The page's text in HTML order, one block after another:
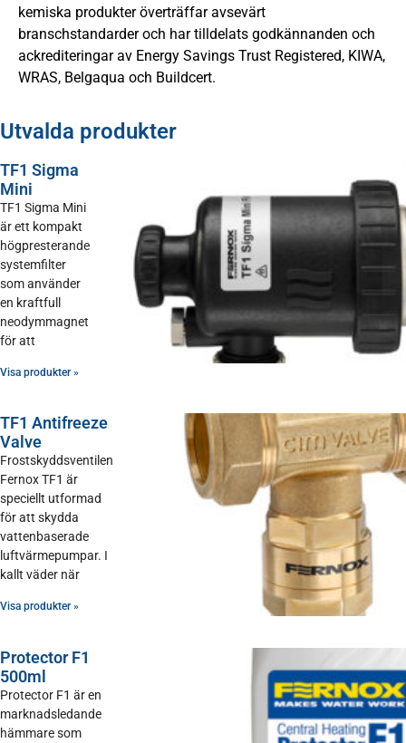
kemiska produkter överträffar avsevärt
branschstandarder och har tilldelats godkännanden och
ackrediteringar av Energy Savings Trust Registered, KIWA,
WRAS, Belgaqua och Buildcert.
Utvalda produkter
TF1 Sigma
Mini
TF1 Sigma Mini
är ett kompakt
högpresterande
systemfilter
som använder
en kraftfull
neodymmagnet
för att
Visa produkter »
TF1 Antifreeze
Valve
Frostskyddsventilen
Fernox TF1 är
speciellt utformad
för att skydda
vattenbaserade
luftvärmepumpar. I
kallt väder när
Visa produkter »
Protector F1
500ml
Protector F1 är en
marknadsledande
hämmare som